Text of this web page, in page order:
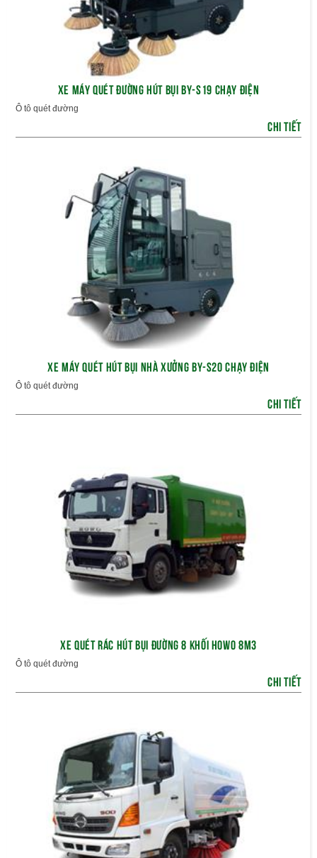
XE MÁY QUÉT ĐƯỜNG HÚT BỤI BY-S19 CHẠY ĐIỆN
Ô tô quét đường
CHI TIẾT
XE MÁY QUÉT HÚT BỤI NHÀ XƯỞNG BY-S20 CHẠY ĐIỆN
Ô tô quét đường
CHI TIẾT
XE QUÉT RÁC HÚT BỤI ĐƯỜNG 8 KHỐI HOWO 8M3
Ô tô quét đường
CHI TIẾT